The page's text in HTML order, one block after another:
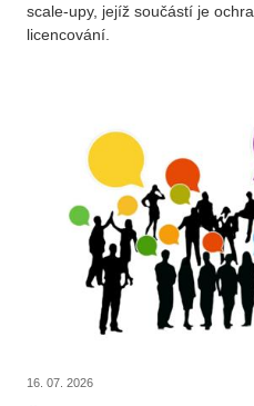
scale-upy, jejíž součástí je
licencování.
16. 07. 2026